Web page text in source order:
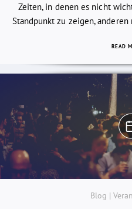
Zeiten, in denen es nicht
Standpunkt zu zeigen,
READ
Blog |